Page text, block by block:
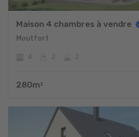
Maison 4 chambres à vendre
Moutfort
280m 2